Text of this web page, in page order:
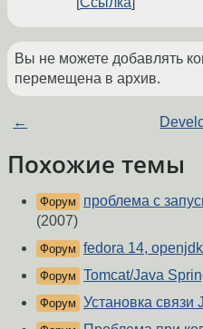
Вы не можете добавлять
перемещена в архив.
←
Похожие темы
Форум
проблема с
(2007)
Форум fedora 14,
Форум Tomcat/Java
Форум Установка связи